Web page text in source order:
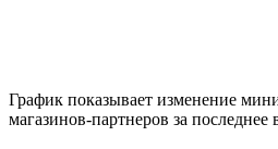
График показывает изменение
магазинов-партнеров за последнее